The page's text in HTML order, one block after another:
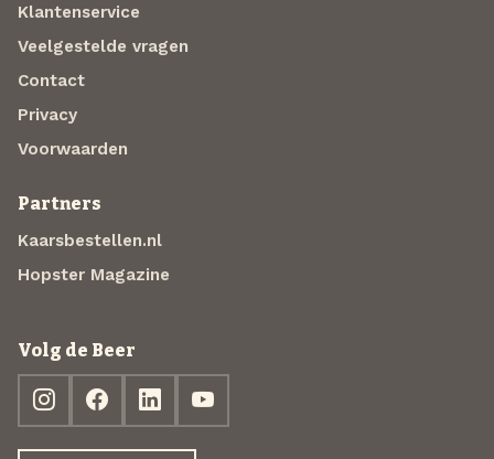
Klantenservice
Veelgestelde vragen
Contact
Privacy
Voorwaarden
Partners
Kaarsbestellen.nl
Hopster Magazine
Volg de Beer